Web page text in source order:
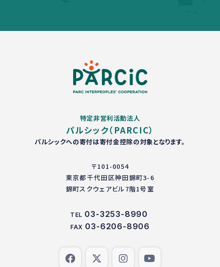
特定非営利活動法人
パルシック（PARCIC）
パルシックへの寄付は寄付金控除の対象となります。
〒101-0054
東京都千代田区神田錦町3-6
錦町スクウェアビル7階1号室
TEL 03-3253-8990
FAX 03-6206-8906